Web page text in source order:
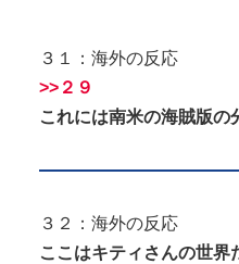
３１：海外の反応
>>２９
これには南米の海賊版の
３２：海外の反応
ここはキティさんの世界